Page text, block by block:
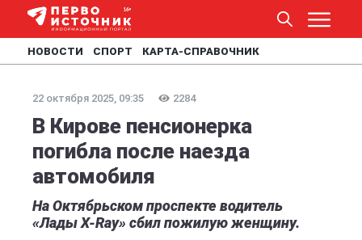
НОВОСТИ СПОРТ КАРТА-СПРАВОЧНИК
22 октября 2025, 09:35 2284
В Кирове пенсионерка
погибла после наезда
автомобиля
На Октябрьском проспекте водитель
«Лады X-Ray» сбил пожилую женщину.